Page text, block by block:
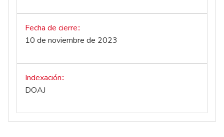
Fecha de cierre:
10 de noviembre de 2023
Indexación:
DOAJ